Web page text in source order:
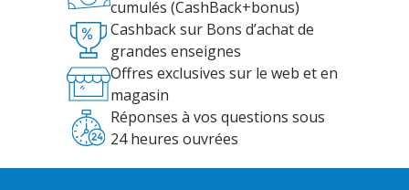
cumulés (CashBack+bonus)
Cashback sur Bons d’achat de
grandes enseignes
Offres exclusives sur le web et en
magasin
Réponses à vos questions sous
24 heures ouvrées